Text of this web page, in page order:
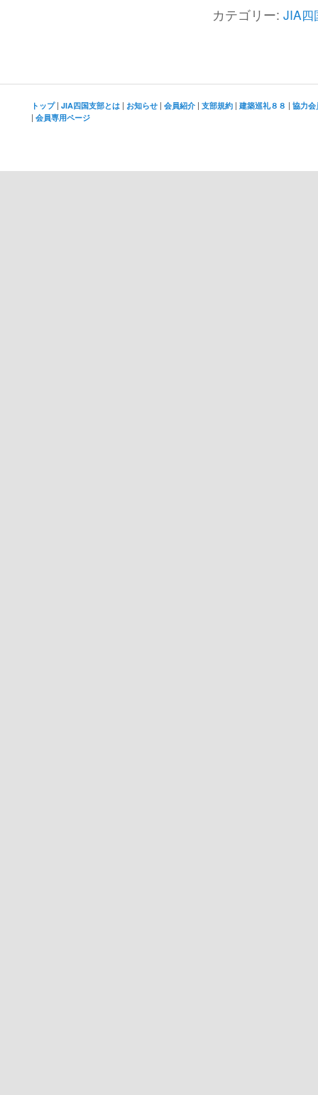
カテゴリー: JIA四
トップ| JIA四国支部とは | お知らせ | 会員紹介 | 支部規約 | 建築巡礼８８ | 協力会
| 会員専用ページ